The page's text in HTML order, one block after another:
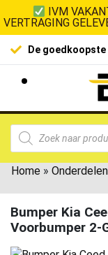
IVM
VERTRAGING
De goedkoopste
Home » Onderdelen
Bumper Kia
Voorbumper 2-